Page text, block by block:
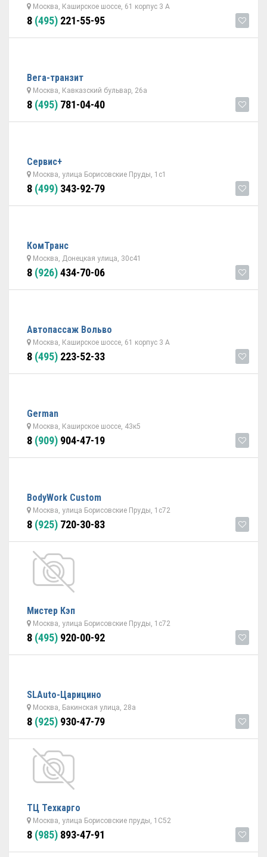
Москва, Каширское шоссе, 61 корпус 3 А
8 (495) 221-55-95
Вега-транзит
Москва, Кавказский бульвар, 26а
8 (495) 781-04-40
Cервис+
Москва, улица Борисовские Пруды, 1с1
8 (499) 343-92-79
КомТранс
Москва, Донецкая улица, 30с41
8 (926)434-70-06
Автопассаж Вольво
Москва, Каширское шоссе, 61 корпус 3 А
8 (495) 223-52-33
German
Москва, Каширское шоссе, 43к5
8 (909) 904-47-19
ВodyWork Custom
Москва, улица Борисовские Пруды, 1с72
8 (925) 720-30-83
Мистер Кэп
Москва, улица Борисовские Пруды, 1с72
8 (495) 920-00-92
SLAuto-Царицино
Москва, Бакинская улица, 28а
8 (925) 930-47-79
ТЦ Техкарго
Москва, улица Борисовские пруды, 1С52
8 (985) 893-47-91